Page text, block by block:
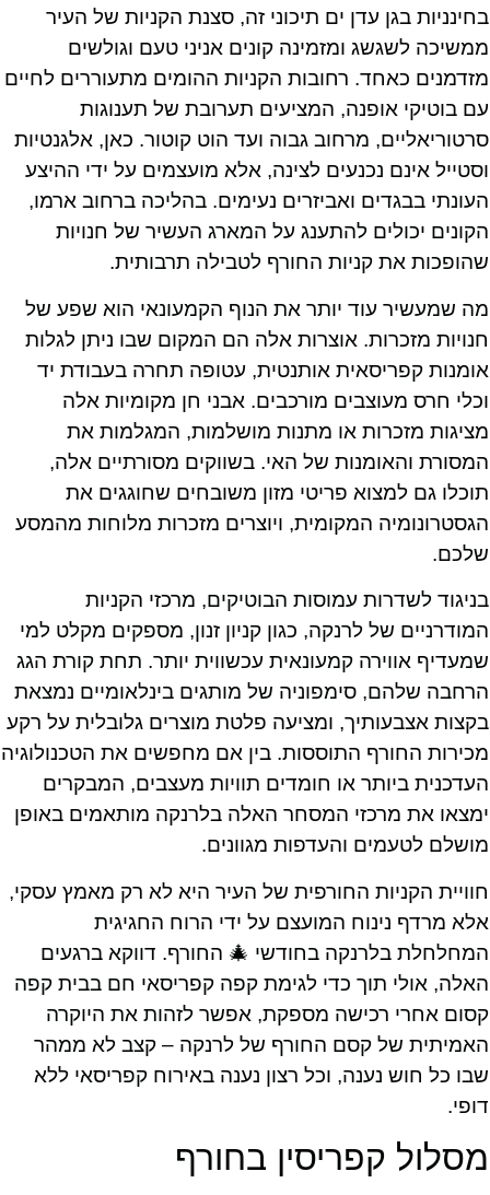
בחינניות בגן עדן ים תיכוני זה, סצנת הקניות של העיר
ממשיכה לשגשג ומזמינה קונים אניני טעם וגולשים
מזדמנים כאחד. רחובות הקניות ההומים מתעוררים לחיים
עם בוטיקי אופנה, המציעים תערובת של תענוגות
סרטוריאליים, מרחוב גבוה ועד הוט קוטור. כאן, אלגנטיות
וסטייל אינם נכנעים לצינה, אלא מועצמים על ידי ההיצע
העונתי בבגדים ואביזרים נעימים. בהליכה ברחוב ארמו,
הקונים יכולים להתענג על המארג העשיר של חנויות
שהופכות את קניות החורף לטבילה תרבותית.
מה שמעשיר עוד יותר את הנוף הקמעונאי הוא שפע של
חנויות מזכרות. אוצרות אלה הם המקום שבו ניתן לגלות
אומנות קפריסאית אותנטית, עטופה תחרה בעבודת יד
וכלי חרס מעוצבים מורכבים. אבני חן מקומיות אלה
מציגות מזכרות או מתנות מושלמות, המגלמות את
המסורת והאומנות של האי. בשווקים מסורתיים אלה,
תוכלו גם למצוא פריטי מזון משובחים שחוגגים את
הגסטרונומיה המקומית, ויוצרים מזכרות מלוחות מהמסע
שלכם.
בניגוד לשדרות עמוסות הבוטיקים, מרכזי הקניות
המודרניים של לרנקה, כגון קניון זנון, מספקים מקלט למי
שמעדיף אווירה קמעונאית עכשווית יותר. תחת קורת הגג
הרחבה שלהם, סימפוניה של מותגים בינלאומיים נמצאת
בקצות אצבעותיך, ומציעה פלטת מוצרים גלובלית על רקע
מכירות החורף התוססות. בין אם מחפשים את הטכנולוגיה
העדכנית ביותר או חומדים תוויות מעצבים, המבקרים
ימצאו את מרכזי המסחר האלה בלרנקה מותאמים באופן
מושלם לטעמים והעדפות מגוונים.
חוויית הקניות החורפית של העיר היא לא רק מאמץ עסקי,
אלא מרדף נינוח המועצם על ידי הרוח החגיגית
המחלחלת בלרנקה בחודשי 🎄 החורף. דווקא ברגעים
האלה, אולי תוך כדי לגימת קפה קפריסאי חם בבית קפה
קסום אחרי רכישה מספקת, אפשר לזהות את היוקרה
האמיתית של קסם החורף של לרנקה – קצב לא ממהר
שבו כל חוש נענה, וכל רצון נענה באירוח קפריסאי ללא
דופי.
מסלול קפריסין בחורף